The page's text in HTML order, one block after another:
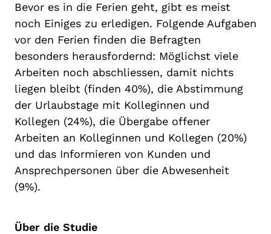
Bevor es in die Ferien geht, gibt es meist
noch Einiges zu erledigen. Folgende Aufgaben
vor den Ferien finden die Befragten
besonders herausfordernd: Möglichst viele
Arbeiten noch abschliessen, damit nichts
liegen bleibt (finden 40%), die Abstimmung
der Urlaubstage mit Kolleginnen und
Kollegen (24%), die Übergabe offener
Arbeiten an Kolleginnen und Kollegen (20%)
und das Informieren von Kunden und
Ansprechpersonen über die Abwesenheit
(9%).
Über die Studie